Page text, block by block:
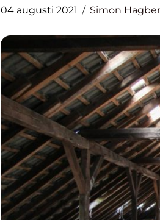
04 augusti 2021 Simon